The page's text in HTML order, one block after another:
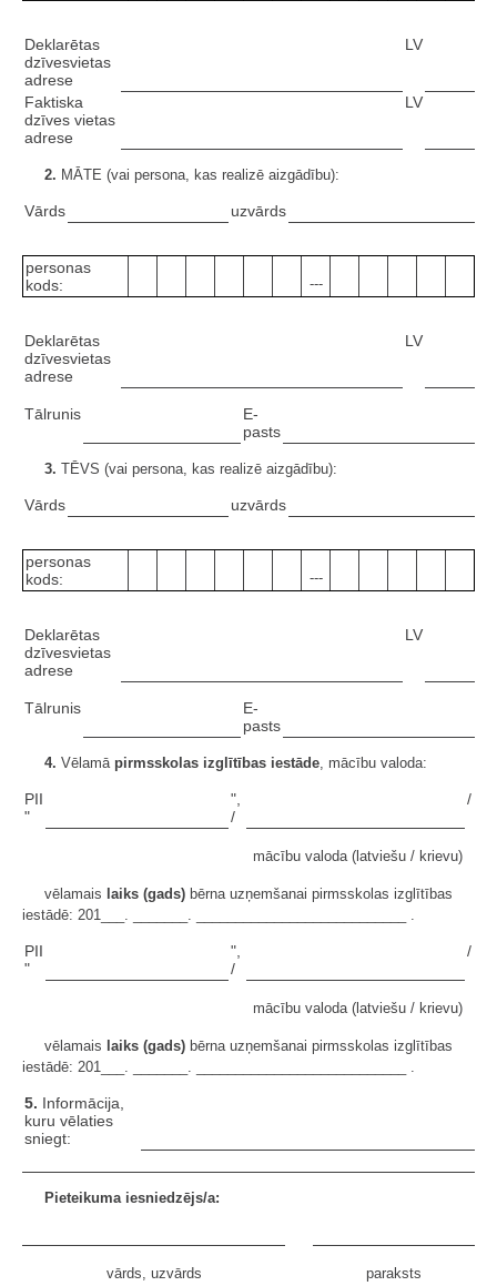
Deklarētas
dzīvesvietas
adrese
LV
Faktiska
dzīves vietas
adrese
LV
2. MĀTE (vai persona, kas realizē aizgādību):
Vārds uzvārds
personas
kods:
---
Deklarētas
dzīvesvietas
adrese
LV
Tālrunis
E-
pasts
3. TĒVS (vai persona, kas realizē aizgādību):
Vārds uzvārds
personas
kods:
---
Deklarētas
dzīvesvietas
adrese
LV
Tālrunis
E-
pasts
4. Vēlamā pirmsskolas izglītības iestāde , mācību valoda:
PII
"
",
/
/
mācību valoda (latviešu / krievu)
vēlamais laiks (gads) bērna uzņemšanai pirmsskolas izglītības
iestādē: 201___. _______. ___________________________ .
PII
"
",
/
/
mācību valoda (latviešu / krievu)
vēlamais laiks (gads) bērna uzņemšanai pirmsskolas izglītības
iestādē: 201___. _______. ___________________________ .
5. Informācija,
kuru vēlaties
sniegt:
Pieteikuma iesniedzējs/a:
vārds, uzvārds paraksts